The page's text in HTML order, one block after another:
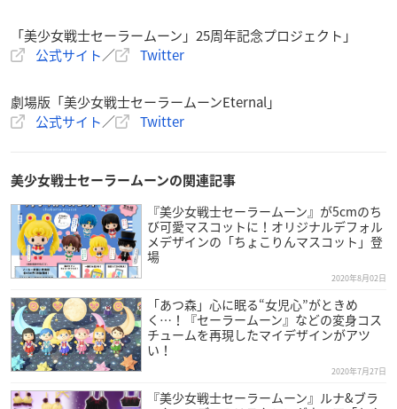
「美少女戦士セーラームーン」 25周年記念プロジェクト」
公式サイト／ Twitter
劇場版「美少女戦士セーラームーンEternal」
公式サイト／ Twitter
美少女戦士セーラームーンの関連記事
『美少女戦士セーラームーン』が5cmのち
び可愛マスコットに！オリジナルデフォル
メデザインの「ちょこりんマスコット」登
場
2020年8月02日
「あつ森」心に眠る“女児心”がときめ
く…！『セーラームーン』などの変身コス
チュームを再現したマイデザインがアツ
い！
2020年7月27日
『美少女戦士セーラームーン』ルナ&ブラ